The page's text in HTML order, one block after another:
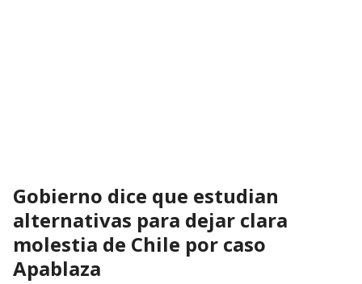
Gobierno dice que estudian
alternativas para dejar clara
molestia de Chile por caso
Apablaza